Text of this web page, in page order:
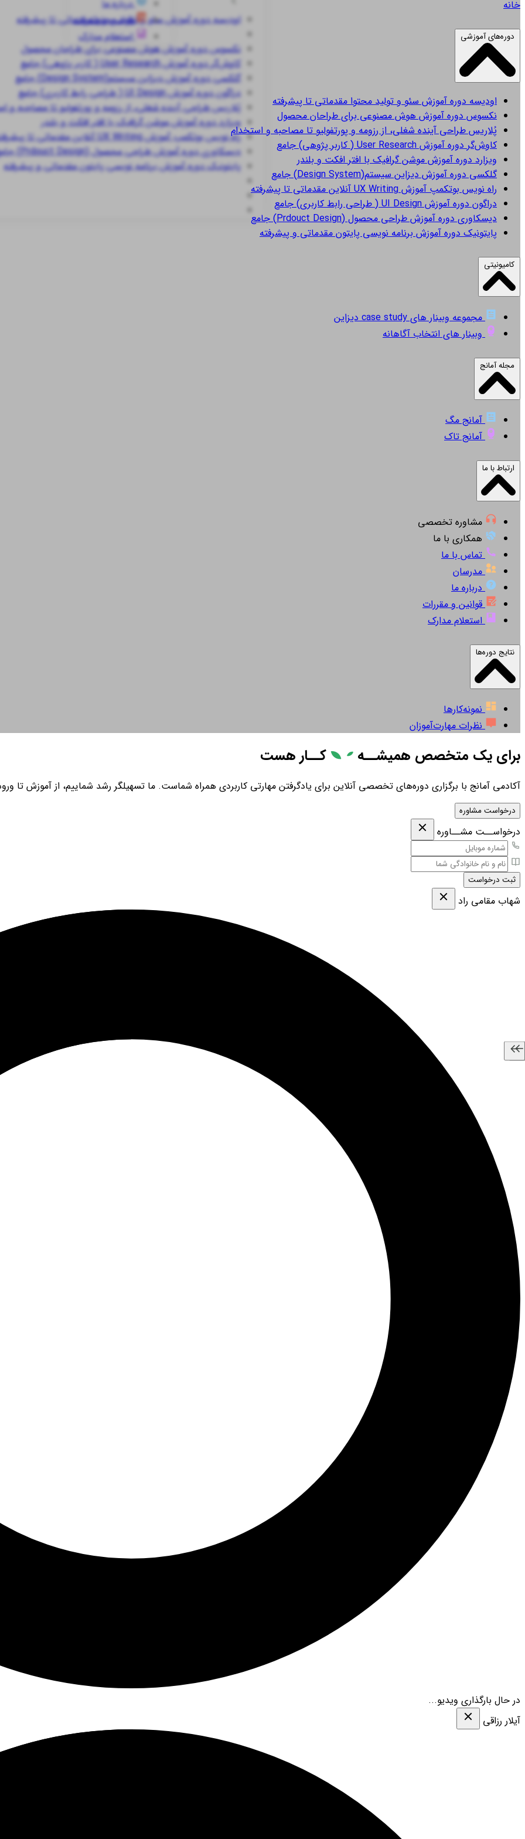
اودیسهدوره آموزش سئو و تولید محتوا مقدماتی تا پیشرفته
نکسوسدوره آموزش هوش مصنوعی برای طراحان محصول
کاوش‌گردوره آموزش User Research ( کاربر پژوهی) جامع
گلکسیدوره آموزش دیزاین سیستم(Design System) جامع
دراگوندوره آموزش UI Design ( طراحی رابط کاربری) جامع
پُلاریسطراحی آینده شغلی، از رزومه و پورتفولیو تا مصاحبه و
ویزارددوره آموزش موشن گرافیک با افتر افکت و بلندر
راه نویسبوتکمپ آموزش UX Writing آنلاین مقدماتی تا پیشرفته
دیسکاوریدوره آموزش طراحی محصول (Prdouct Design) جامع
پایتونیکدوره آموزش برنامه نویسی پایتون مقدماتی و پیشرفته
درباره ما
قوانین و مقررات
استعلام مدارک
خانه
دوره‌های آموزشی
اودیسهدوره آموزش سئو و تولید محتوا مقدماتی تا پیشرفته
نکسوسدوره آموزش هوش مصنوعی برای طراحان محصول
پُلاریسطراحی آینده شغلی، از رزومه و پورتفولیو تا مصاحبه و استخدام
کاوش‌گردوره آموزش User Research ( کاربر پژوهی) جامع
ویزارددوره آموزش موشن گرافیک با افتر افکت و بلندر
گلکسیدوره آموزش دیزاین سیستم(Design System) جامع
راه نویسبوتکمپ آموزش UX Writing آنلاین مقدماتی تا پیشرفته
دراگوندوره آموزش UI Design ( طراحی رابط کاربری) جامع
دیسکاوریدوره آموزش طراحی محصول (Prdouct Design) جامع
پایتونیکدوره آموزش برنامه نویسی پایتون مقدماتی و پیشرفته
کامیونیتی
مجموعه وبینار های case study دیزاین
وبینار های انتخاب آگاهانه
مجله آمانج
آمانج مگ
آمانج تاک
ارتباط با ما
مشاوره تخصصی
همکاری با ما
تماس با ما
مدرسان
درباره ما
قوانین و مقررات
استعلام مدارک
نتایج دوره‌ها
نمونه‌کارها
نظرات مهارت‌آموزان
برای یک متخصص همیشــه کــارهست
آکادمی آمانج با برگزاری دوره‌های تخصصی آنلاین برای یادگرفتن مهارتی کاربردی همراه شماست. ما تسهیلگر رشد شماییم، از آموزش تا ورود
درخواست مشاوره
درخواســت مشــاوره
ثبت درخواست
شهاب مقامی‌ راد
در حال بارگذاری ویدیو...
آیلار رزاقی